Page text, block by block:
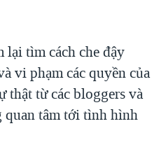
lại tìm cách che đậy
vi phạm các quyền của
thật từ các bloggers và
quan tâm tới tình hình